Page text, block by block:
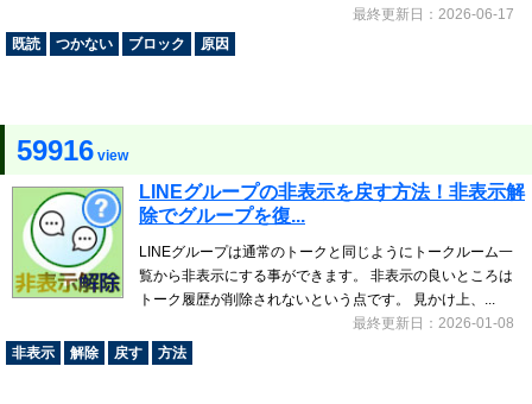
最終更新日：2026-06-17
既読
つかない ブロック 原因
59916 view
LINEグループの非表示を戻す方法！非表示解
除でグループを復...
LINEグループは通常のトークと同じようにトークルーム一
覧から非表示にする事ができます。 非表示の良いところは
トーク履歴が削除されないという点です。 見かけ上、...
最終更新日：2026-01-08
非表示
解除 戻す 方法